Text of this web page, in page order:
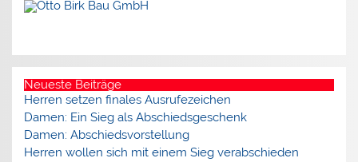
Neueste Beiträge
Herren setzen finales Ausrufezeichen
Damen: Ein Sieg als Abschiedsgeschenk
Damen: Abschiedsvorstellung
Herren wollen sich mit einem Sieg verabschieden